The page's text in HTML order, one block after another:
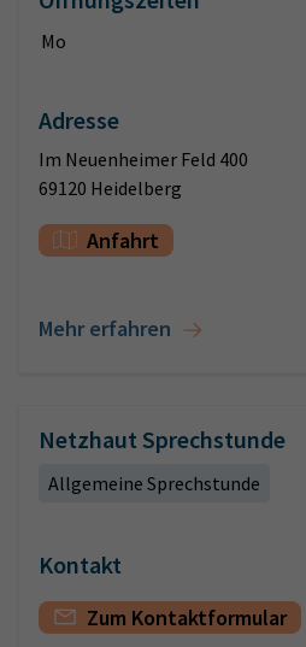
Mo
Adresse
Im Neuenheimer Feld 400
69120 Heidelberg
Anfahrt
Mehr erfahren
Netzhaut Sprechstunde
Allgemeine Sprechstunde
Kontakt
Zum Kontaktformular